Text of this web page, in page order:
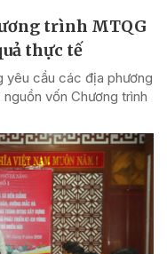
trình MTQG
thực tế
yêu cầu các địa phương
vốn Chương trình